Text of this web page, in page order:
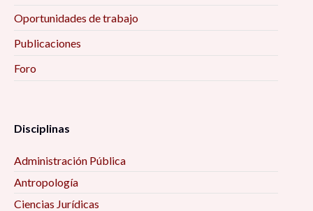
Oportunidades de trabajo
Publicaciones
Foro
Disciplinas
Administración Pública
Antropología
Ciencias Jurídicas